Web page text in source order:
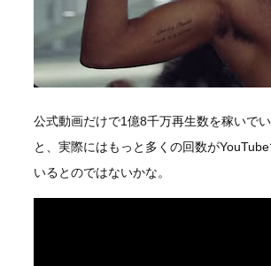
公式動画だけで1億8千万再生数を稼いで
と、実際にはもっと多くの回数が
いるとのではないかな。